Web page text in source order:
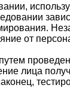
от
лица